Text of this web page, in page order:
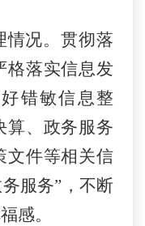
情况。贯彻落
格落实信息发
错敏信息整
算、政务服务
文件等相关信
服务”，不断
感。